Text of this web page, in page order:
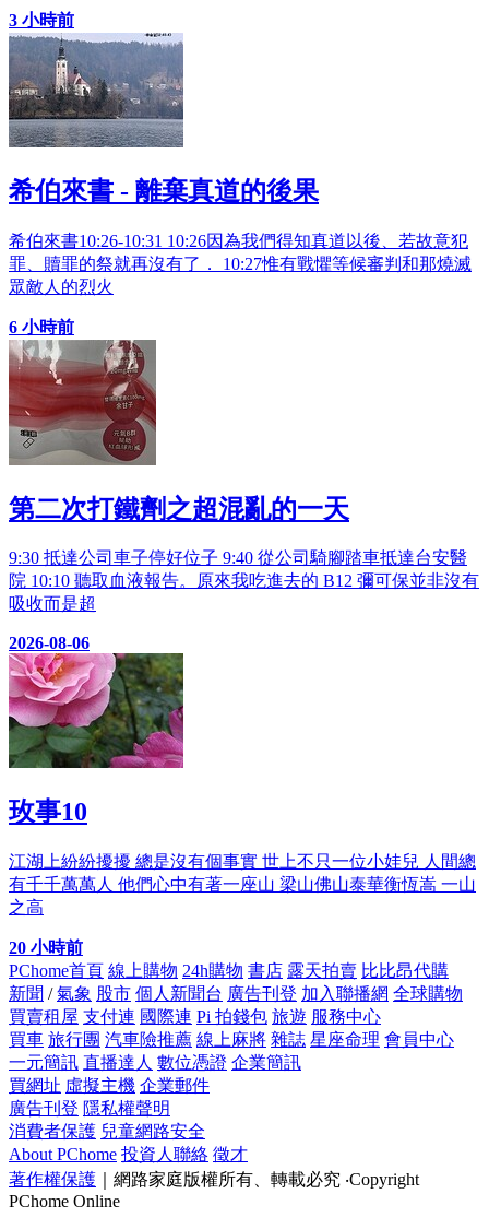
3 小時前
希伯來書 - 離棄真道的後果
希伯來書10:26-10:31 10:26因為我們得知真道以後、若故意犯
罪、贖罪的祭就再沒有了． 10:27惟有戰懼等候審判和那燒滅
眾敵人的烈火
6 小時前
第二次打鐵劑之超混亂的一天
9:30 抵達公司車子停好位子 9:40 從公司騎腳踏車抵達台安醫
院 10:10 聽取血液報告。原來我吃進去的 B12 彌可保並非沒有
吸收而是超
2026-08-06
玫事10
江湖上紛紛擾擾 總是沒有個事實 世上不只一位小娃兒 人間總
有千千萬萬人 他們心中有著一座山 梁山佛山泰華衡恆嵩 一山
之高
20 小時前
PChome首頁 線上購物 24h購物 書店 露天拍賣 比比昂代購
新聞 /氣象 股市 個人新聞台 廣告刊登 加入聯播網 全球購物
買賣租屋 支付連 國際連 Pi 拍錢包 旅遊 服務中心
買車 旅行團 汽車險推薦 線上麻將 雜誌 星座命理 會員中心
一元簡訊 直播達人 數位憑證 企業簡訊
買網址 虛擬主機 企業郵件
廣告刊登 隱私權聲明
消費者保護 兒童網路安全
About PChome 投資人聯絡 徵才
著作權保護 ｜網路家庭版權所有、轉載必究 ‧Copyright
PChome Online